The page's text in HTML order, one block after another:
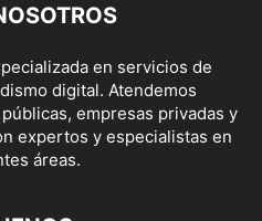
en servicios de
digital. Atendemos
empresas privadas y
expertos y especialistas en
áreas.